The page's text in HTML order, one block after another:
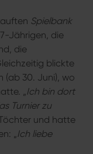
Spielbank
Jährigen, die
die
blickte
(ab 30. Juni), wo
„
Ich bin dort
Turnier zu
und hatte
„
Ich liebe